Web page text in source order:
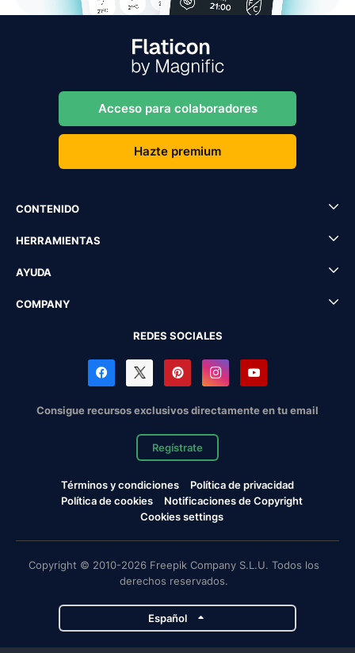
Acceso para colaboradores
Hazte premium
CONTENIDO
HERRAMIENTAS
AYUDA
COMPANY
REDES SOCIALES
Consigue recursos exclusivos directamente en tu email
Regístrate
Términos y condiciones
Política de privacidad
Política de cookies
Notificaciones de Copyright
Cookies settings
Copyright © 2010-2026 Freepik Company S.L.U. Todos los
derechos reservados.
Español